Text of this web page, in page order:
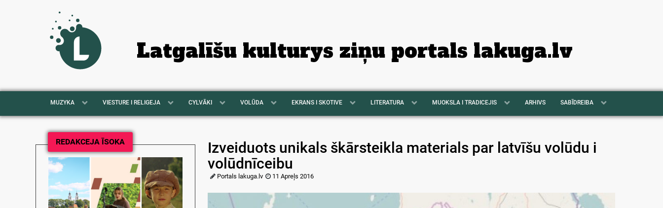
Latgalīšu kulturys ziņu portals lakuga.lv
MUZYKA VIESTURE I RELIGEJA CYLVĀKI VOLŪDA EKRANS I SKOTIVE LITERATURA MUOKSLA I TRADICEJIS ARHIVS SABĪDREIBA
REDAKCEJA ĪSOKA
Izveiduots unikals škārsteikla materials par latvīšu volūdu i
volūdnīceibu
Portals lakuga.lv 11 Apreļs 2016